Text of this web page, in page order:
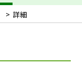
> 詳細